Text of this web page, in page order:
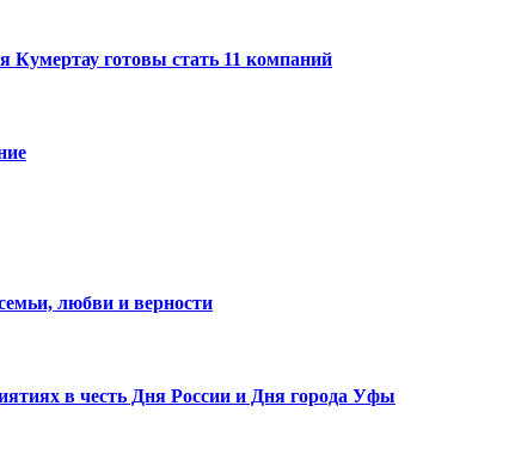
готовы стать 11 компаний
любви и верности
в честь Дня России и Дня города Уфы